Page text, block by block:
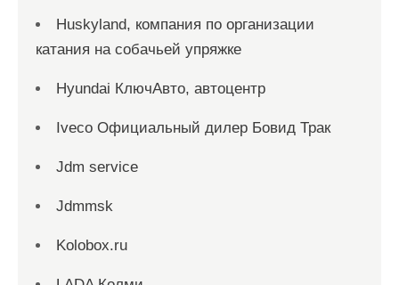
Huskyland, компания по организации
катания на собачьей упряжке
Hyundai КлючАвто, автоцентр
Iveco Официальный дилер Бовид Трак
Jdm service
Jdmmsk
Kolobox.ru